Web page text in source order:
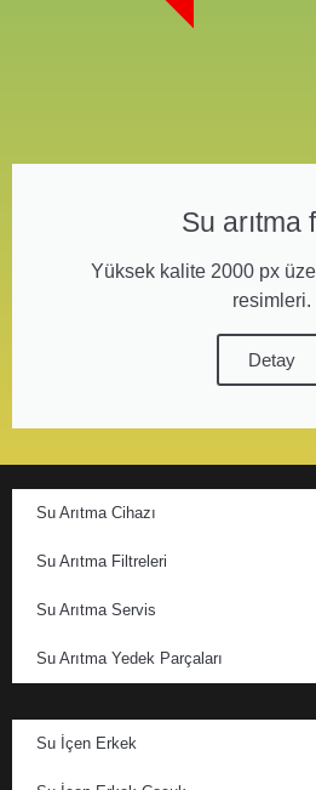
Su arıtma
Yüksek kalite 2000 px
resimleri.
Detay
Su Arıtma Cihazı
Su Arıtma Filtreleri
Su Arıtma Servis
Su Arıtma Yedek Parçaları
Su İçen Erkek